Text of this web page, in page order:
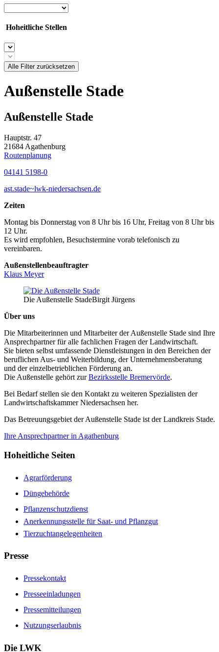
Hoheitliche Stellen
Alle Filter zurücksetzen
Außenstelle Stade
Außenstelle Stade
Hauptstr. 47
21684 Agathenburg
Routenplanung
04141 5198-0
ast.stade~lwk-niedersachsen.de
Zeiten
Montag bis Donnerstag von 8 Uhr bis 16 Uhr, Freitag von 8 Uhr bis
12 Uhr.
Es wird empfohlen, Besuchstermine vorab telefonisch zu
vereinbaren.
Außenstellenbeauftragter
Klaus Meyer
Die Außenstelle StadeBirgit Jürgens
Über uns
Die Mitarbeiterinnen und Mitarbeiter der Außenstelle Stade sind Ihre
Ansprechpartner für alle fachlichen Fragen der Landwirtschaft.
Sie bieten selbst umfassende Dienstleistungen in den Bereichen der
beruflichen Aus- und Weiterbildung, der Unternehmensberatung
und der einzelbetrieblichen Förderung an.
Die Außenstelle gehört zurBezirksstelle Bremervörde.
Bei Bedarf stellen sie den Kontakt zu weiteren Spezialisten der
Landwirtschaftskammer Niedersachsen her.
Das Betreuungsgebiet der Außenstelle Stade ist der Landkreis Stade.
Ihre Ansprechpartner in Agathenburg
Hoheitliche Seiten
Agrarförderung
Düngebehörde
Pflanzenschutzdienst
Anerkennungsstelle für Saat- und Pflanzgut
Tierzuchtangelegenheiten
Presse
Pressekontakt
Presseeinladungen
Pressemitteilungen
Nutzungserlaubnis
Die LWK